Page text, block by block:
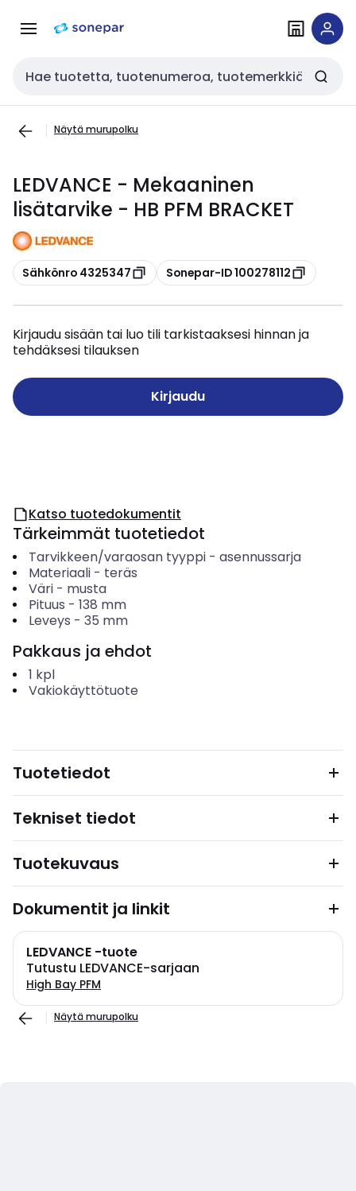
navigointiinsisältöön
Haku
Näytä murupolku
LEDVANCE - Mekaaninen
lisätarvike - HB PFM BRACKET
Kopioi
Sähkönro 4325347 Kopioi
Sonepar-ID 100278112
Kirjaudu sisään tai luo tili tarkistaaksesi hinnan ja
tehdäksesi tilauksen
Kirjaudu
Katso tuotedokumentit
Tärkeimmät tuotetiedot
Tarvikkeen/varaosan tyyppi- asennussarja
Materiaali- teräs
Väri- musta
Pituus - 138 mm
Leveys - 35 mm
Pakkaus ja ehdot
1 kpl
Vakiokäyttötuote
Tuotetiedot
Tekniset tiedot
Tuotekuvaus
Dokumentit ja linkit
LEDVANCE -tuote
Tutustu LEDVANCE-sarjaan
High Bay PFM
Näytä murupolku